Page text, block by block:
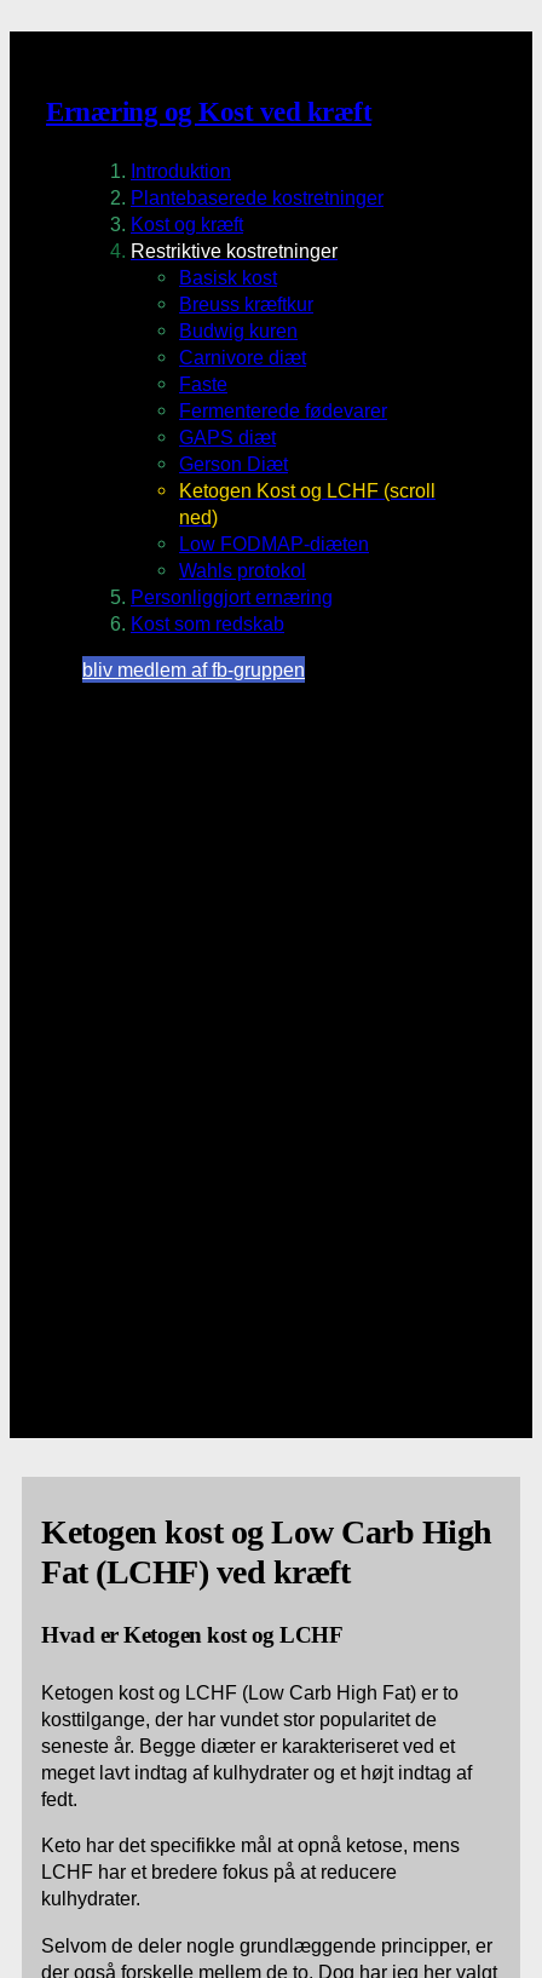
Ernæring og Kost ved kræft
Introduktion
Plantebaserede kostretninger
Kost og kræft
Restriktive kostretninger
Basisk kost
Breuss kræftkur
Budwig kuren
Carnivore diæt
Faste
Fermenterede fødevarer
GAPS diæt
Gerson Diæt
Ketogen Kost og LCHF (scroll
ned)
Low FODMAP-diæten
Wahls protokol
Personliggjort ernæring
Kost som redskab
bliv medlem af fb-gruppen
Ketogen kost og Low Carb High
Fat (LCHF) ved kræft
Hvad er Ketogen kost og LCHF
Ketogen kost og LCHF (Low Carb High Fat) er to
kosttilgange, der har vundet stor popularitet de
seneste år. Begge diæter er karakteriseret ved et
meget lavt indtag af kulhydrater og et højt indtag af
fedt.
Keto har det specifikke mål at opnå ketose, mens
LCHF har et bredere fokus på at reducere
kulhydrater.
Selvom de deler nogle grundlæggende principper, er
der også forskelle mellem de to. Dog har jeg her valgt